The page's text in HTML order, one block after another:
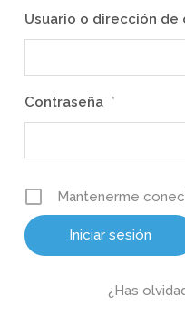
Usuario o dirección
Contraseña *
Mantenerme
¿Has